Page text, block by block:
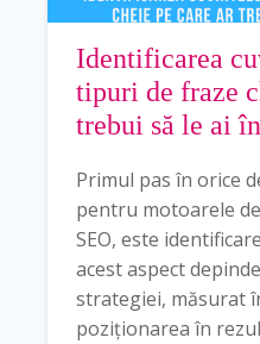
Identificarea
tipuri de fraze
trebui să le ai
Primul pas în orice
pentru motoarele
SEO, este
acest aspect
strategiei, măsurat
poziționarea în